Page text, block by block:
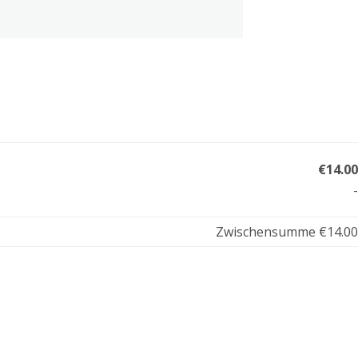
€14.00
-
Zwischensumme €14.00